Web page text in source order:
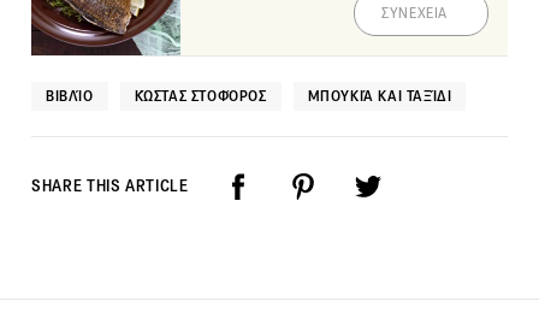
ΣΥΝΕΧΕΙΑ
ΒΙΒΛΊΟ ΚΏΣΤΑΣ ΣΤΟΦΌΡΟΣ ΜΠΟΥΚΙΆ ΚΑΙ ΤΑΞΊΔΙ
SHARE THIS ARTICLE